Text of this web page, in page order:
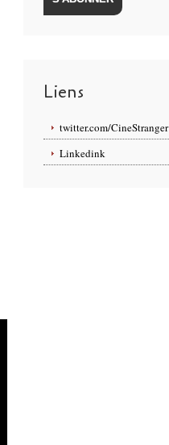
Liens
twitter.com/CineStranger
Linkedink